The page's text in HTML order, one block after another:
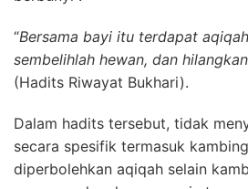
“Bersama bayi itu terdapat
sembelihlah hewan, dan
(Hadits Riwayat Bukhari).
Dalam hadits tersebut, tidak
secara spesifik termasuk
diperbolehkan aqiqah selain